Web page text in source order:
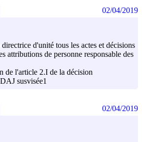
d'unité tous les actes et décisions
attributions de personne responsable des
de l'article 2.I de la décision
susvisée1
02/04/2019
02/04/2019